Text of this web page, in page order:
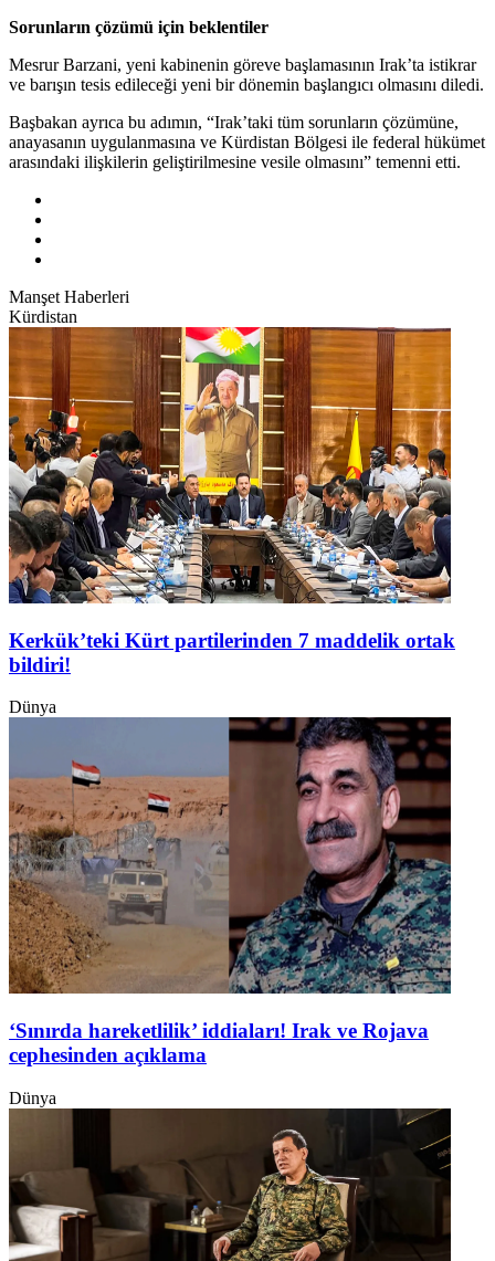
Sorunların çözümü için beklentiler
Mesrur Barzani, yeni kabinenin göreve başlamasının Irak’ta istikrar
ve barışın tesis edileceği yeni bir dönemin başlangıcı olmasını diledi.
Başbakan ayrıca bu adımın, “Irak’taki tüm sorunların çözümüne,
anayasanın uygulanmasına ve Kürdistan Bölgesi ile federal hükümet
arasındaki ilişkilerin geliştirilmesine vesile olmasını” temenni etti.
Manşet Haberleri
Kürdistan
Kerkük’teki Kürt partilerinden 7 maddelik ortak
bildiri!
Dünya
‘Sınırda hareketlilik’ iddiaları! Irak ve Rojava
cephesinden açıklama
Dünya